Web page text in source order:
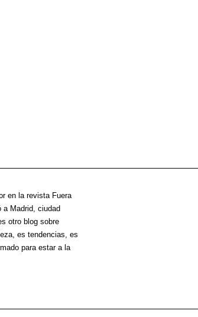
en la revista Fuera
a Madrid, ciudad
otro blog sobre
es tendencias, es
para estar a la